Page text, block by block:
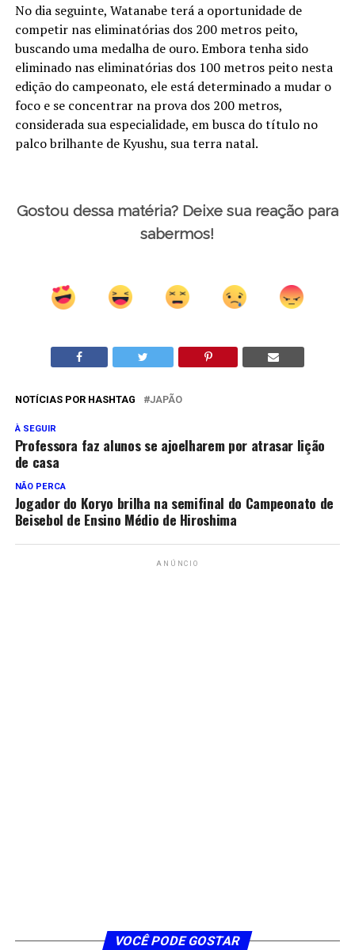
No dia seguinte, Watanabe terá a oportunidade de
competir nas eliminatórias dos 200 metros peito,
buscando uma medalha de ouro. Embora tenha sido
eliminado nas eliminatórias dos 100 metros peito nesta
edição do campeonato, ele está determinado a mudar o
foco e se concentrar na prova dos 200 metros,
considerada sua especialidade, em busca do título no
palco brilhante de Kyushu, sua terra natal.
Gostou dessa matéria? Deixe sua reação para
sabermos!
NOTÍCIAS POR HASHTAG JAPÃO
À SEGUIR
Professora faz alunos se ajoelharem por atrasar lição
de casa
NÃO PERCA
Jogador do Koryo brilha na semifinal do Campeonato de
Beisebol de Ensino Médio de Hiroshima
ANÚNCIO
VOCÊ PODE GOSTAR